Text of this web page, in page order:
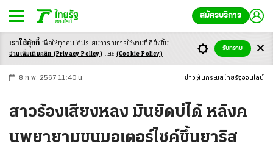
สมัครบริการ
-ก ก ก+
8 ก.พ. 2567 11:40 น. ข่าว ในกระแส ไทยรัฐออนไลน์
สาวร้องเสียงหลง มันยัดบ่ได้ หลังค
นพยายามขนมอเตอร์ไซค์ขึ้นยาริส
เราใช้คุ้กกี้ เพื่อให้ทุกคนได้ประสบการณ์การใช้งานที่ดียิ่งขึ้น
อ่านเพิ่มเติมคลิก (Privacy Policy) และ (Cookie Policy)
รับทราบ